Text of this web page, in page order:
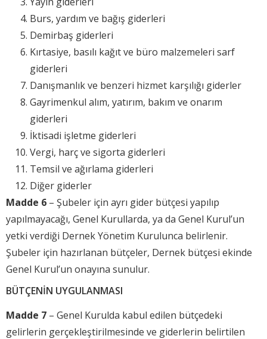
Burs, yardım ve bağış giderleri
Demirbaş giderleri
Kırtasiye, basılı kağıt ve büro malzemeleri sarf
giderleri
Danışmanlık ve benzeri hizmet karşılığı giderler
Gayrimenkul alım, yatırım, bakım ve onarım
giderleri
İktisadi işletme giderleri
Vergi, harç ve sigorta giderleri
Temsil ve ağırlama giderleri
Diğer giderler
Madde 6 – Şubeler için ayrı gider bütçesi yapılıp
yapılmayacağı, Genel Kurullarda, ya da Genel Kurul’un
yetki verdiği Dernek Yönetim Kurulunca belirlenir.
Şubeler için hazırlanan bütçeler, Dernek bütçesi ekinde
Genel Kurul’un onayına sunulur.
BÜTÇENİN UYGULANMASI
Madde 7 – Genel Kurulda kabul edilen bütçedeki
gelirlerin gerçekleştirilmesinde ve giderlerin belirtilen